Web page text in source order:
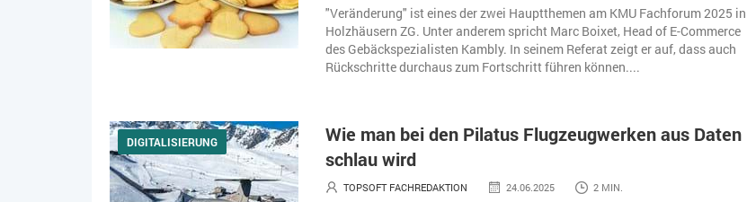
"Veränderung" ist eines der zwei Hauptthemen am KMU Fachforum 2025 in
Holzhäusern ZG. Unter anderem spricht Marc Boixet, Head of E-Commerce
des Gebäckspezialisten Kambly. In seinem Referat zeigt er auf, dass auch
Rückschritte durchaus zum Fortschritt führen können....
DIGITALISIERUNG
Wie man bei den Pilatus Flugzeugwerken aus Daten
schlau wird
TOPSOFT FACHREDAKTION 24.06.2025 2 MIN.